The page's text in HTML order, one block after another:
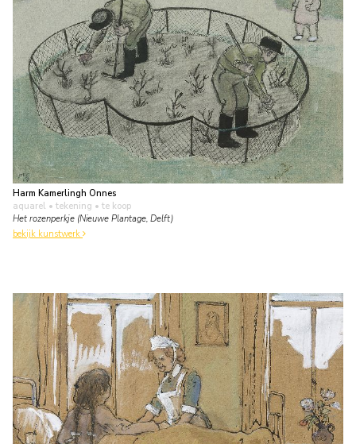
Harm Kamerlingh Onnes
aquarel • tekening • te koop
Het rozenperkje (Nieuwe Plantage, Delft)
bekijk kunstwerk